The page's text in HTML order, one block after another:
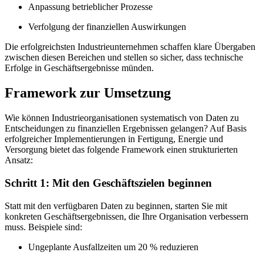
Anpassung betrieblicher Prozesse
Verfolgung der finanziellen Auswirkungen
Die erfolgreichsten Industrieunternehmen schaffen klare Übergaben
zwischen diesen Bereichen und stellen so sicher, dass technische
Erfolge in Geschäftsergebnisse münden.
Framework zur Umsetzung
Wie können Industrieorganisationen systematisch von Daten zu
Entscheidungen zu finanziellen Ergebnissen gelangen? Auf Basis
erfolgreicher Implementierungen in Fertigung, Energie und
Versorgung bietet das folgende Framework einen strukturierten
Ansatz:
Schritt 1: Mit den Geschäftszielen beginnen
Statt mit den verfügbaren Daten zu beginnen, starten Sie mit
konkreten Geschäftsergebnissen, die Ihre Organisation verbessern
muss. Beispiele sind:
Ungeplante Ausfallzeiten um 20 % reduzieren